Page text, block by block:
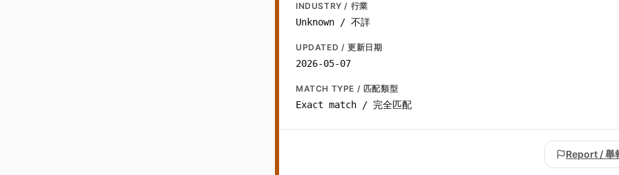
INDUSTRY / 行業
Unknown / 不詳
UPDATED / 更新日期
2026-05-07
MATCH TYPE / 匹配類型
Exact match / 完全匹配
Report / 舉